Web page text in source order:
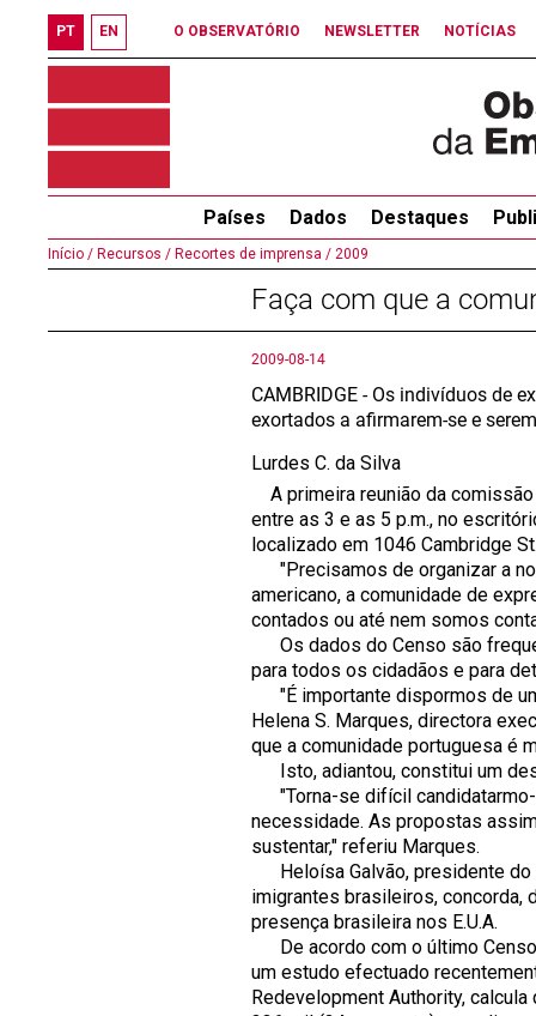
PT EN O OBSERVATÓRIO NEWSLETTER NOTÍCIAS
Países Dados Destaques
Início / Recursos / Recortes de imprensa / 2009
Faça com que a
2009-08-14
CAMBRIDGE - Os indivíduos de
exortados a afirmarem-se e
Lurdes C. da Silva
A primeira reunião da
entre as 3 e as 5 p.m., no
localizado em 1046 Cambridge
"Precisamos de organizar a
americano, a comunidade de
contados ou até nem somos
Os dados do Censo são
para todos os cidadãos e para
"É importante dispormos de
Helena S. Marques, directora
que a comunidade portuguesa é
Isto, adiantou, constitui um
"Torna-se difícil candidatarmo-
necessidade. As propostas
sustentar," referiu Marques.
Heloísa Galvão, presidente do
imigrantes brasileiros, concorda,
presença brasileira nos E.U.A.
De acordo com o último Censo
um estudo efectuado
Redevelopment Authority,